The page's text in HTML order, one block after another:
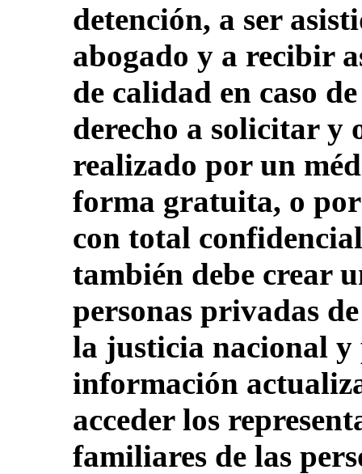
detención, a ser
abogado y a recibir
de calidad en caso
derecho a solicitar y
realizado por un
forma gratuita, o por
con total
también debe crear
personas privadas
la justicia nacional
información
acceder los
familiares de las